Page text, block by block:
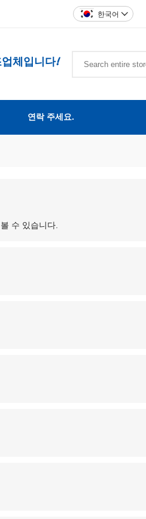
한국어 
체입니다!
연락 주세요.
수 있습니다.